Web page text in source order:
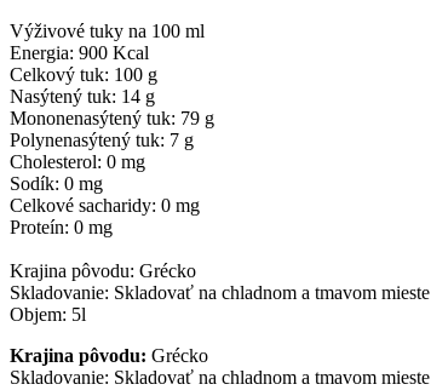
Výživové tuky na 100 ml
Energia: 900 Kcal
Celkový tuk: 100 g
Nasýtený tuk: 14 g
Mononenasýtený tuk: 79 g
Polynenasýtený tuk: 7 g
Cholesterol: 0 mg
Sodík: 0 mg
Celkové sacharidy: 0 mg
Proteín: 0 mg
Krajina pôvodu: Grécko
Skladovanie: Skladovať na chladnom a tmavom mieste
Objem: 5l
Krajina pôvodu: Grécko
Skladovanie: Skladovať na chladnom a tmavom mieste